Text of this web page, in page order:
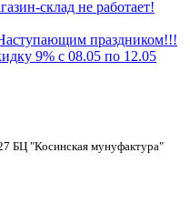
склад не работает!
праздником!!!
9% с 08.05 по 12.05
БЦ "Косинская мунуфактура"